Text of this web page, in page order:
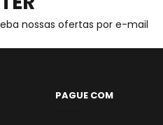
nossas ofertas por e-mail
PAGUE COM